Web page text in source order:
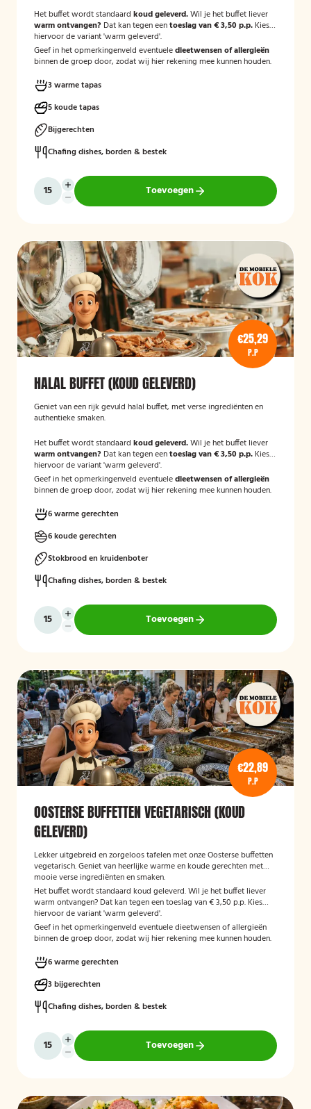
Het buffet wordt standaard koud geleverd.Wil je het buffet liever
warm ontvangen? Dat kan tegen eentoeslag van € 3,50 p.p. Kies
hiervoor de variant 'warm geleverd'.
Geef in het opmerkingenveld eventueledieetwensen of allergieën
binnen de groep door, zodat wij hier rekening mee kunnen houden.
3 warme tapas
5 koude tapas
Bijgerechten
Chafing dishes, borden & bestek
Toevoegen
€25,29
P.P
HALAL BUFFET (KOUD GELEVERD)
Geniet van een rijk gevuld halal buffet, met verse ingrediënten en
authentieke smaken.
Het buffet wordt standaard koud geleverd.Wil je het buffet liever
warm ontvangen? Dat kan tegen eentoeslag van € 3,50 p.p. Kies
hiervoor de variant 'warm geleverd'.
Geef in het opmerkingenveld eventueledieetwensen of allergieën
binnen de groep door, zodat wij hier rekening mee kunnen houden.
6 warme gerechten
6 koude gerechten
Stokbrood en kruidenboter
Chafing dishes, borden & bestek
Toevoegen
€22,89
P.P
OOSTERSE BUFFETTEN VEGETARISCH (KOUD
GELEVERD)
Lekker uitgebreid en zorgeloos tafelen met onze Oosterse buffetten
vegetarisch. Geniet van heerlijke warme en koude gerechten met
mooie verse ingrediënten en smaken.
Het buffet wordt standaard koud geleverd. Wil je het buffet liever
warm ontvangen? Dat kan tegen een toeslag van € 3,50 p.p. Kies
hiervoor de variant 'warm geleverd'.
Geef in het opmerkingenveld eventuele dieetwensen of allergieën
binnen de groep door, zodat wij hier rekening mee kunnen houden.
6 warme gerechten
3 bijgerechten
Chafing dishes, borden & bestek
Toevoegen